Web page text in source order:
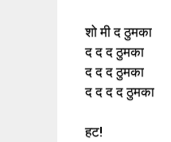
शो मी द ठुमका
द द द ठुमका
द द द ठुमका
द द द द ठुमका
हट!